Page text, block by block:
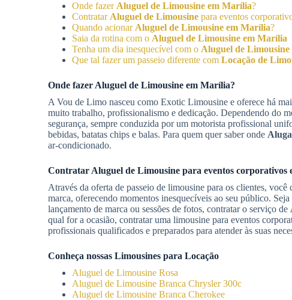
Onde fazer Aluguel de Limousine em Marília?
Contratar Aluguel de Limousine para eventos
Quando acionar Aluguel de Limousine em Marília?
Saia da rotina com o Aluguel de Limousine em Marília
Tenha um dia inesquecível com o Aluguel de Limousine
Que tal fazer um passeio diferente com Locação de
Onde fazer Aluguel de Limousine em Marília?
A Vou de Limo nasceu como Exotic Limousine e oferece há
muito trabalho, profissionalismo e dedicação. Dependendo do
segurança, sempre conduzida por um motorista profissional
bebidas, batatas chips e balas. Para quem quer saber onde
ar-condicionado.
Contratar Aluguel de Limousine para eventos corporativos
Através da oferta de passeio de limousine para os clientes,
marca, oferecendo momentos inesquecíveis ao seu público.
lançamento de marca ou sessões de fotos, contratar o serviço de
qual for a ocasião, contratar uma limousine para eventos
profissionais qualificados e preparados para atender às suas
Conheça nossas Limousines para Locação
Aluguel de Limousine Rosa
Aluguel de Limousine Branca Chrysler 300c
Aluguel de Limousine Branca Cherokee